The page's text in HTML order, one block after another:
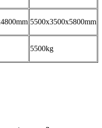
5500x3500x5800mm
5500kg